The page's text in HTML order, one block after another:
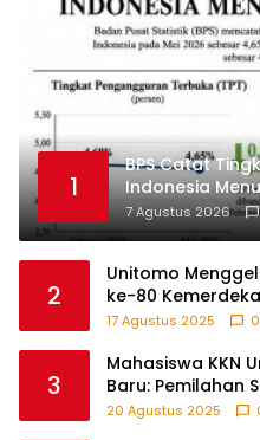
1
BPS Catat
Indonesia
7 Agustus 2026
2
Unitomo
ke-80
17 Agustus 2025 0
3
Mahasiswa KKN
Baru: Pemilahan
Anak-anak Turut
20 Agustus 2025